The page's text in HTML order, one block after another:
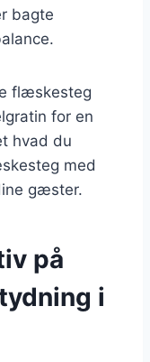
bagte
flæskesteg
for en
hvad du
med
gæster.
på
i